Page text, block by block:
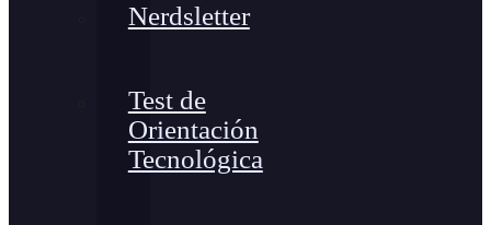
Nerdsletter
Test de
Orientación
Tecnológica